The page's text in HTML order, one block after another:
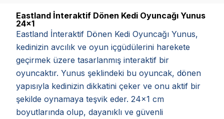
Eastland İnteraktif Dönen Kedi Oyuncağı Yunus
24x1
Eastland İnteraktif Dönen Kedi Oyuncağı Yunus,
kedinizin avcılık ve oyun içgüdülerini harekete
geçirmek üzere tasarlanmış interaktif bir
oyuncaktır. Yunus şeklindeki bu oyuncak, dönen
yapısıyla kedinizin dikkatini çeker ve onu aktif bir
şekilde oynamaya teşvik eder. 24x1 cm
boyutlarında olup, dayanıklı ve güvenli